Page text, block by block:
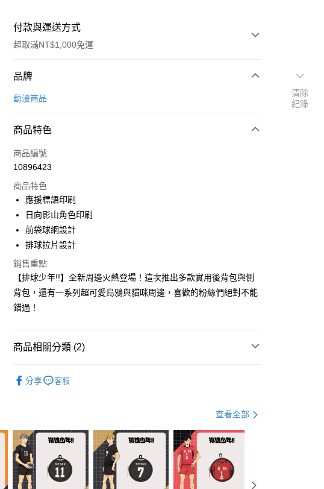
付款與運送方式
超取滿NT$1,000免運
付款方式
信用卡一次付款
合作金庫商業銀行
華南商業銀行
上海商業儲蓄銀行
國泰世華商業銀行
臺灣中小企業銀行
聯邦商業銀行
元大商業銀行
玉山商業銀行
台新國際商業銀行
中國信託商業銀行
6 期 0 利率 每期
華南商業銀行
上海商業儲蓄銀行
國泰世華商業銀行
臺灣中小企業銀行
匯豐（台灣）商業銀行
元大商業銀行
玉山商業銀行
星展（台灣）商業銀行
台新國際商業銀行
中國信託商業銀行
台灣樂天信用卡公司
超商取貨付款
LINE Pay
Apple Pay
街口支付
悠遊付
Google Pay
大哥付你分期
1.本服務由台灣大哥大提供，台灣大哥大用戶可立即使用無須另外申請。
完成交易。
消。如遇「轉專審核」未通過狀況，表示未達大哥付你分期系統評分，恕
【繳款方式說明】
1.分期款項不併入電信帳單，「大哥付你分期」於每月結算日後寄送繳費提
醒簡訊。
2.透過簡訊連結打開帳單後，可選擇「超商條碼／台灣大直營門市／銀行轉
帳／街口支付／iPASS MONEY」等通路繳費。
AFTEE先享後付
【關於「AFTEE先享後付」】
AFTEE先享後付是「在收到商品之後才付款」的支付方式。 讓您購物簡單
３．安心：先確認商品／服務後，再付款。
【「AFTEE先享後付」結帳流程】
１．於結帳方式選擇「AFTEE先享後付」後，將跳轉至「AFTEE先享後
付」結帳頁面，進行簡訊認證並確認金額後，即可完成結帳。
２．訂單成立數日內，您將收到繳費通知簡訊。
ATM付款
全家取貨付款
每筆NT$80，滿NT$1,000(含以上)免運費
付款後全家取貨
品牌
動漫商品
商品特色
商品編號
10896423
商品特色
應援標語印刷
日向影山角色印刷
前袋球網設計
排球拉片設計
銷售重點
【排球少年!!】全新周邊火熱登場！這次推出多款實用後背包與側
背包，還有一系列超可愛烏鴉與貓咪周邊，喜歡的粉絲們絕對不能
錯過！
商品相關分類 (2)
分享 客服
查看全部
清除
紀錄